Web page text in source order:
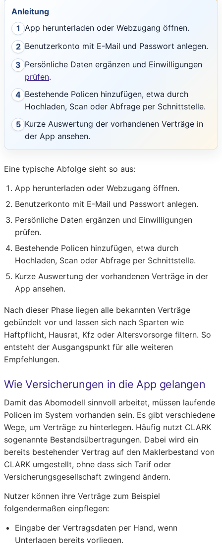
Anleitung
1 App herunterladen oder Webzugang öffnen.
2 Benutzerkonto mit E-Mail und Passwort anlegen.
3 Persönliche Daten ergänzen und Einwilligungen
prüfen.
4 Bestehende Policen hinzufügen, etwa durch
Hochladen, Scan oder Abfrage per Schnittstelle.
5 Kurze Auswertung der vorhandenen Verträge in
der App ansehen.
Eine typische Abfolge sieht so aus:
App herunterladen oder Webzugang öffnen.
Benutzerkonto mit E-Mail und Passwort anlegen.
Persönliche Daten ergänzen und Einwilligungen
prüfen.
Bestehende Policen hinzufügen, etwa durch
Hochladen, Scan oder Abfrage per Schnittstelle.
Kurze Auswertung der vorhandenen Verträge in der
App ansehen.
Nach dieser Phase liegen alle bekannten Verträge
gebündelt vor und lassen sich nach Sparten wie
Haftpflicht, Hausrat, Kfz oder Altersvorsorge filtern. So
entsteht der Ausgangspunkt für alle weiteren
Empfehlungen.
Wie Versicherungen in die App gelangen
Damit das Abomodell sinnvoll arbeitet, müssen laufende
Policen im System vorhanden sein. Es gibt verschiedene
Wege, um Verträge zu hinterlegen. Häufig nutzt CLARK
sogenannte Bestandsübertragungen. Dabei wird ein
bereits bestehender Vertrag auf den Maklerbestand von
CLARK umgestellt, ohne dass sich Tarif oder
Versicherungsgesellschaft zwingend ändern.
Nutzer können ihre Verträge zum Beispiel
folgendermaßen einpflegen:
Eingabe der Vertragsdaten per Hand, wenn
Unterlagen bereits vorliegen.